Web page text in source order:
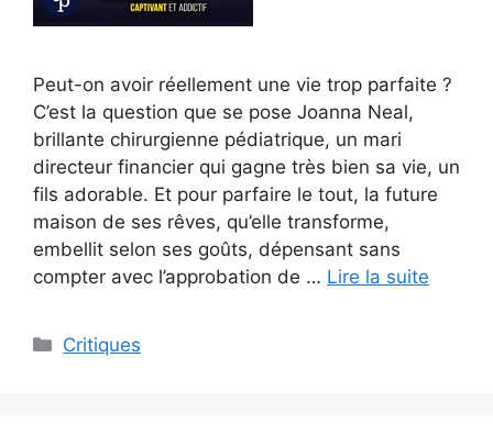
Peut-on avoir réellement une vie trop parfaite ?
C’est la question que se pose Joanna Neal,
brillante chirurgienne pédiatrique, un mari
directeur financier qui gagne très bien sa vie, un
fils adorable. Et pour parfaire le tout, la future
maison de ses rêves, qu’elle transforme,
embellit selon ses goûts, dépensant sans
compter avec l’approbation de … Lire la suite
Critiques